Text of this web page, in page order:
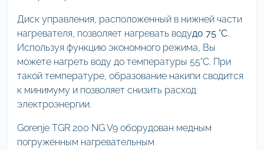
Диск управления, расположенный в нижней части
нагревателя, позволяет нагревать водудо 75 °С.
Используя функцию экономного режима, Вы
можете нагреть воду до температуры 55°С. При
такой температуре, образование накипи сводится
к минимуму и позволяет снизить расход
электроэнергии.
Gorenje TGR 200 NG V9 оборудован медным
погруженным нагревательным